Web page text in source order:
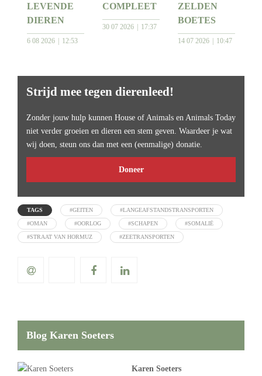
LEVENDE
DIEREN
6 08 2026 12:53
COMPLEET
30 07 2026 17:37
ZELDEN
BOETES
14 07 2026 10:47
Strijd mee tegen dierenleed!
Zonder jouw hulp kunnen House of Animals en Animals Today
niet verder groeien en dieren een stem geven. Waardeer je wat
wij doen, steun ons dan met een (eenmalige) donatie.
Doneer
TAGS #GEITEN #LANGEAFSTANDSTRANSPORTEN
#OMAN #OORLOG #SCHAPEN #SOMALIË
#STRAAT VAN HORMUZ #ZEETRANSPORTEN
Blog Karen Soeters
Karen Soeters